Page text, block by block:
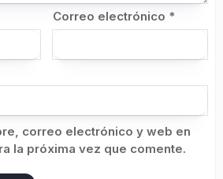
Correo electrónico *
correo electrónico y web en
la próxima vez que comente.